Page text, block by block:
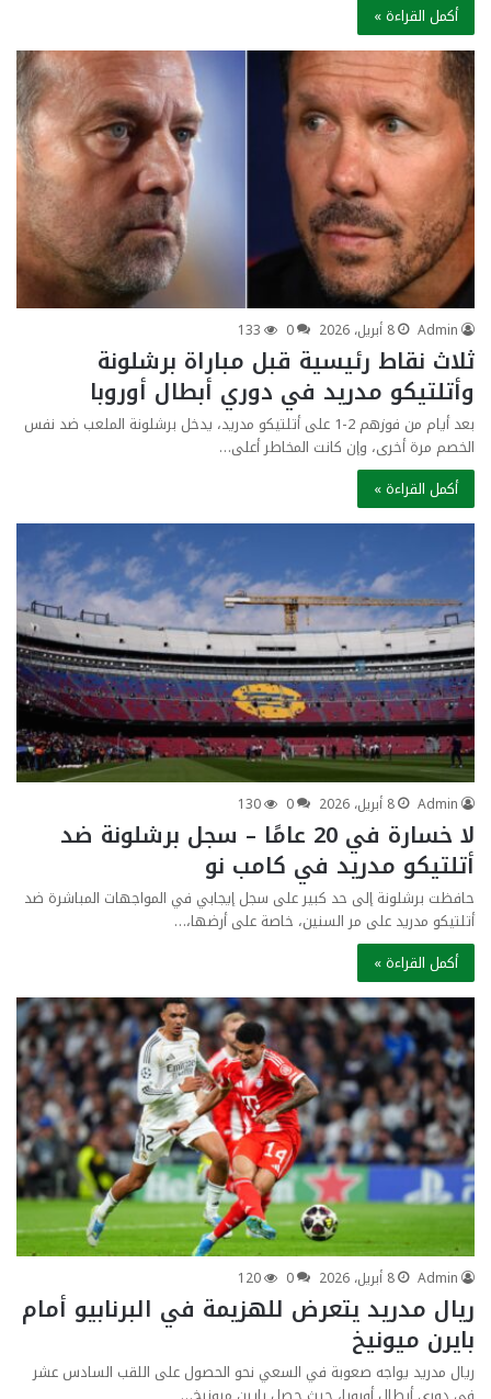
أكمل القراءة »
Admin 8 أبريل، 2026 0
133
ثلاث نقاط رئيسية قبل مباراة برشلونة
وأتلتيكو مدريد في دوري أبطال أوروبا
بعد أيام من فوزهم 2-1 على أتلتيكو مدريد، يدخل برشلونة الملعب ضد نفس
الخصم مرة أخرى، وإن كانت المخاطر أعلى…
أكمل القراءة »
Admin 8 أبريل، 2026 0
130
لا خسارة في 20 عامًا – سجل برشلونة ضد
أتلتيكو مدريد في كامب نو
حافظت برشلونة إلى حد كبير على سجل إيجابي في المواجهات المباشرة ضد
أتلتيكو مدريد على مر السنين، خاصة على أرضها،…
أكمل القراءة »
Admin 8 أبريل، 2026 0
120
ريال مدريد يتعرض للهزيمة في البرنابيو أمام
بايرن ميونيخ
ريال مدريد يواجه صعوبة في السعي نحو الحصول على اللقب السادس عشر